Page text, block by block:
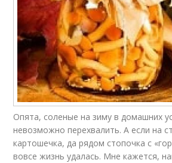
Опята, соленые на зиму в домашних
невозможно перехвалить. А если на
картошечка, да рядом стопочка с
вовсе жизнь удалась. Мне кажется,